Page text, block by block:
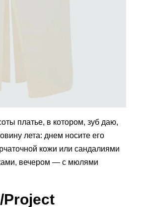
платье, в котором, зуб даю,
лета: днем носите его
кожи или сандалиями
вечером — с мюлями
Project